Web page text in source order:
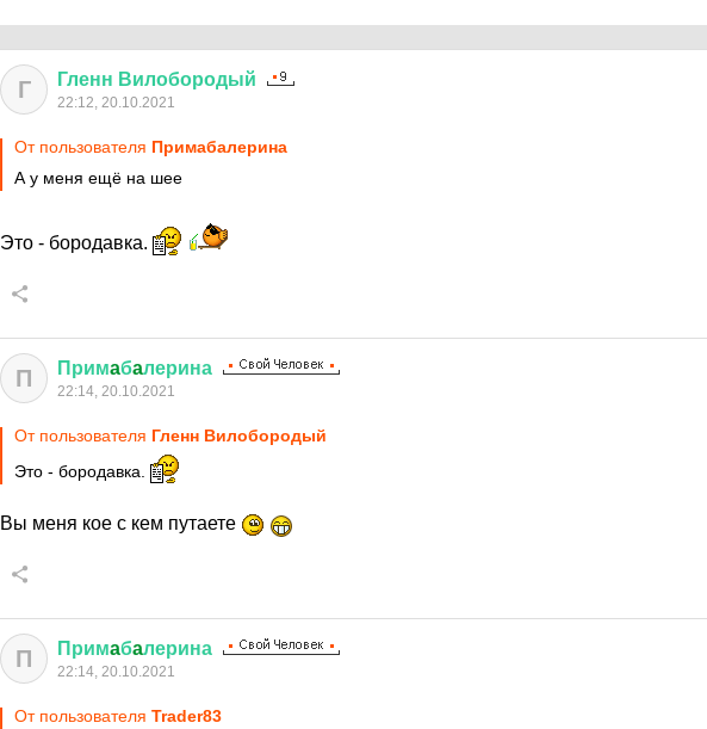
Г Гленн Вилобородый
22:12, 20.10.2021
От пользователя Примaбaлерина
А у меня ещё на шее
Это - бородавка.
П Примaбaлерина
22:14, 20.10.2021
От пользователя Гленн Вилобородый
Это - бородавка.
Вы меня кое с кем путаете
П Примaбaлерина
22:14, 20.10.2021
От пользователя Trader83